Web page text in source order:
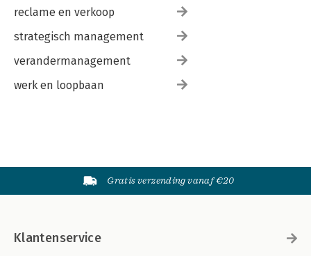
reclame en verkoop
strategisch management
verandermanagement
werk en loopbaan
Gratis verzending vanaf €20
Klantenservice